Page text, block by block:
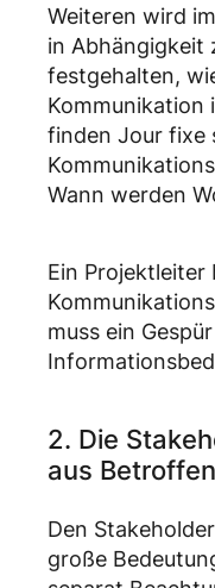
Weiteren wird
in Abhängigkeit
festgehalten,
Kommunikation
finden Jour fixe
Wann werden
Ein Projektleiter
muss ein
2. Die
aus
Den
große